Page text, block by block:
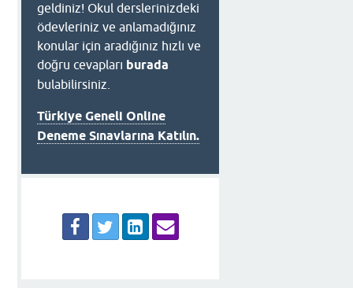
geldiniz! Okul derslerinizdeki
ödevleriniz ve anlamadığınız
konular için aradığınız hızlı ve
doğru cevapları burada
bulabilirsiniz.
Türkiye Geneli Online
Deneme Sınavlarına Katılın.